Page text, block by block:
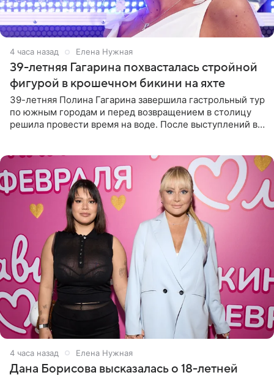
4 часа назад Елена Нужная
39-летняя Гагарина похвасталась стройной
фигурой в крошечном бикини на яхте
39-летняя Полина Гагарина завершила гастрольный тур
по южным городам и перед возвращением в столицу
решила провести время на воде. После выступлений в
4 часа назад Елена Нужная
Дана Борисова высказалась о 18-летней